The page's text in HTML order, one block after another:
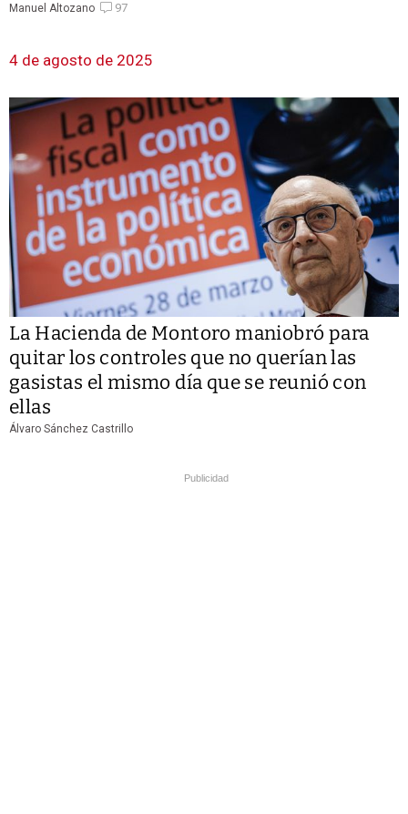
Manuel Altozano 97
4 de agosto de 2025
La Hacienda de Montoro maniobró para
quitar los controles que no querían las
gasistas el mismo día que se reunió con
ellas
Álvaro Sánchez Castrillo
Publicidad